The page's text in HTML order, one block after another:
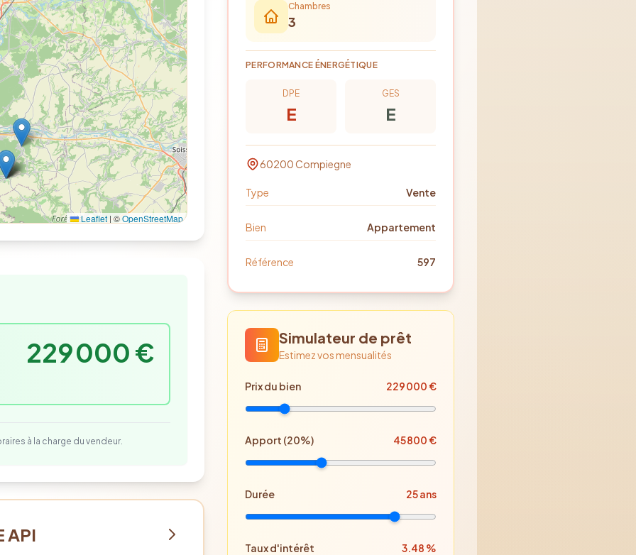
Leaflet | ©OpenStreetMap
229 000 €
à la charge du vendeur.
API
Chambres
3
PERFORMANCE ÉNERGÉTIQUE
DPE
E
GES
E
60200Compiegne
Type Vente
Bien Appartement
Référence 597
Simulateur de prêt
Estimez vos mensualités
Prixdu bien 229 000€
Apport (20%) 45 800€
Durée 25ans
Taux d'intérêt 3.48 %